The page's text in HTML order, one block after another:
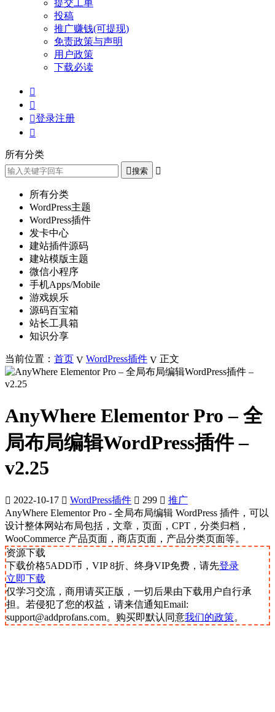
提交工单
投稿
推广赚钱(可提现)
免责政策与声明
用户政策
下载必读
登录注册
所有分类
搜索
所有分类
WordPress主题
WordPress插件
发卡中心
建站插件源码
建站模版主题
微信小程序
手机Apps/Mobile
游戏娱乐
源码百宝箱
站长工具箱
知识分享
当前位置： 首页 WordPress插件 正文
AnyWhere Elementor Pro – 全
局布局编辑WordPress插件 –
v2.25
2022-10-17 WordPress插件 299
推广
AnyWhere Elementor Pro - 全局布局编辑 WordPress 插件，可以
设计整体网站布局包括，文章，页面，CPT，分类归档，
WooCommerce 产品页面，商店页面，产品分类页面等。
资源下载
下载价格5ADD币，VIP 8折、终身VIP免费，请先登录
立即下载
仅学习交流，商用请买正版，一切后果由下载用户自行承
担。若侵犯了您的权益，请来信通知Email:
support@addprofans.com。购买即默认同意我们的政策。